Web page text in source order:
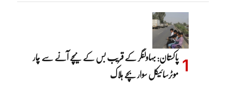
پاکستان: بہاولنگر کے قریب بس کے نیچے آنے سے چار
موٹرسائیکل سوار بچے ہلاک